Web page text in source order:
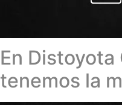
En Distoyota
tenemos la